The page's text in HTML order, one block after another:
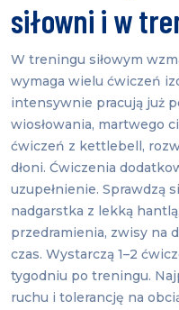
siłowni i w
W treningu siłowym
wymaga wielu ćwiczeń
intensywnie pracują już
wiosłowania, martwego
ćwiczeń z kettlebell,
dłoni. Ćwiczenia
uzupełnienie. Sprawdzą
nadgarstka z lekką
przedramienia, zwisy na
czas. Wystarczą 1–2
tygodniu po treningu.
ruchu i tolerancję na